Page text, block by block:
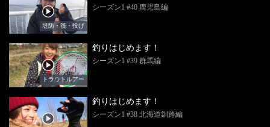
堤防・筏・投げ
シーズン1 #40 鹿児島編
トラウトルアー
釣りはじめます！
シーズン1 #39 群馬編
釣りはじめます！
シーズン1 #38 北海道釧路編